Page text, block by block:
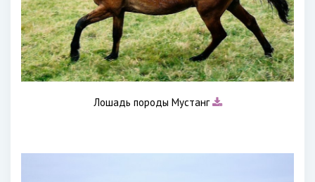
Лошадь породы Мустанг